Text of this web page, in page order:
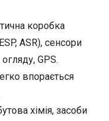
коробка
ASR), сенсори
GPS.
впорається
хімія, засоби